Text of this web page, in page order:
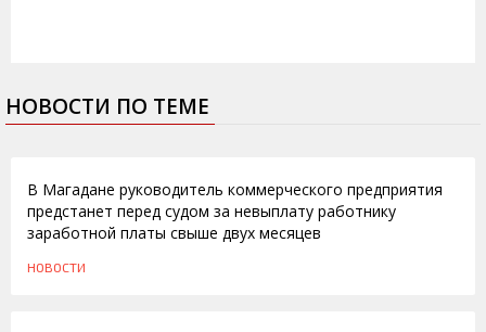
НОВОСТИ ПО ТЕМЕ
В Магадане руководитель коммерческого предприятия
предстанет перед судом за невыплату работнику
заработной платы свыше двух месяцев
НОВОСТИ